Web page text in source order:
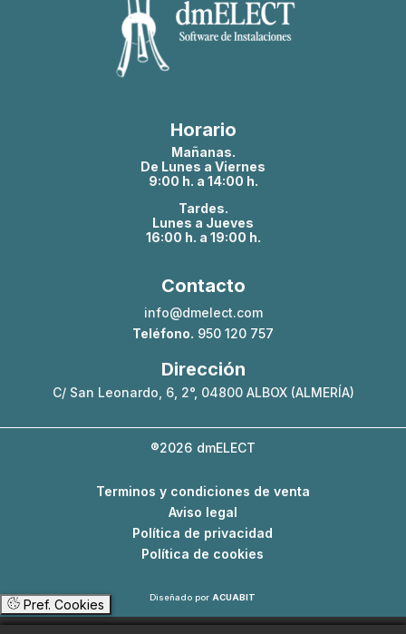
Horario
Mañanas.
De Lunes a Viernes
9:00 h. a 14:00 h.
Tardes.
Lunes a Jueves
16:00 h. a 19:00 h.
Contacto
info@dmelect.com
Teléfono. 950 120 757
Dirección
C/ San Leonardo, 6, 2°, 04800 ALBOX (ALMERÍA)
®2026 dmELECT
Terminos y condiciones de venta
Aviso legal
Política de privacidad
Política de cookies
Pref. Cookies Diseñado por ACUABIT